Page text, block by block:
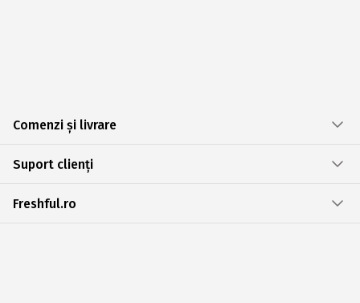
Comenzi și livrare
Suport clienți
Freshful.ro